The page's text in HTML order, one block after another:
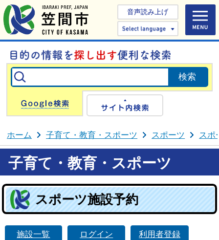
音声読み上げ
Select
Google検索
ホーム 子育て・教育・スポーツ スポーツ スポ
子育て・教育・スポーツ
スポーツ施設予約
施設一覧 ログイン 利用者登録